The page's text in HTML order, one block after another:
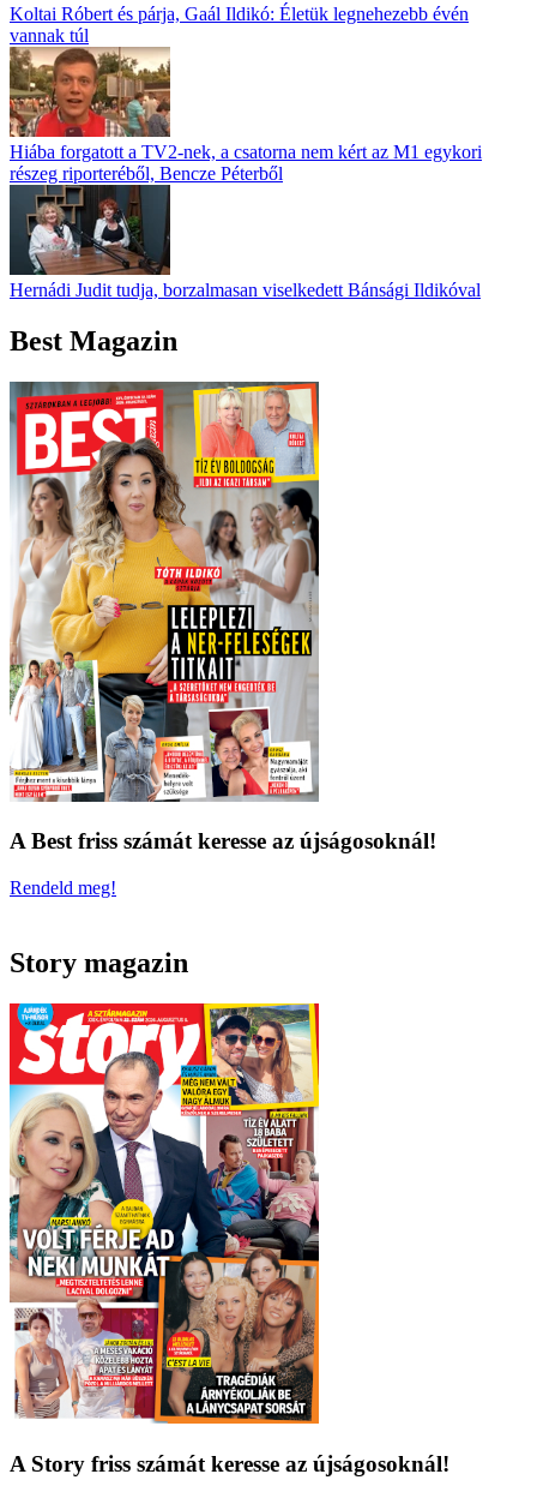
Koltai Róbert és párja, Gaál Ildikó: Életük legnehezebb évén
vannak túl
Hiába forgatott a TV2-nek, a csatorna nem kért az M1 egykori
részeg riporteréből, Bencze Péterből
Hernádi Judit tudja, borzalmasan viselkedett Bánsági Ildikóval
Best Magazin
A Best friss számát keresse az újságosoknál!
Rendeld meg!
Story magazin
A Story friss számát keresse az újságosoknál!